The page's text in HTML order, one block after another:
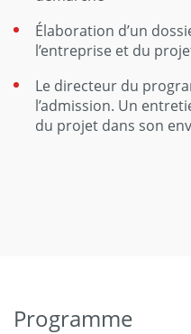
Élaboration d’un
l’entreprise et du
Le directeur du
l’admission. Un
du projet dans son
Programme